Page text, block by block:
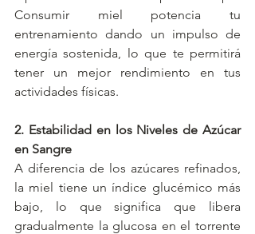
Consumir miel potencia tu
entrenamiento dando un impulso de
energía sostenida, lo que te permitirá
tener un mejor rendimiento en tus
actividades físicas.
2. Estabilidad en los Niveles de Azúcar
en Sangre
A diferencia de los azúcares refinados,
la miel tiene un índice glucémico más
bajo, lo que significa que libera
gradualmente la glucosa en el torrente